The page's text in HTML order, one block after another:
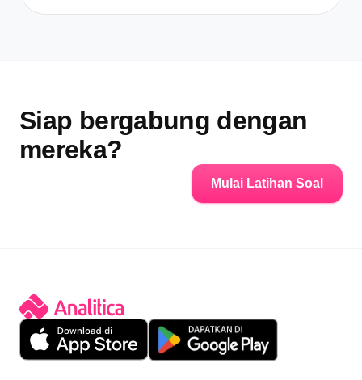
Siap bergabung dengan
mereka?
Mulai Latihan Soal